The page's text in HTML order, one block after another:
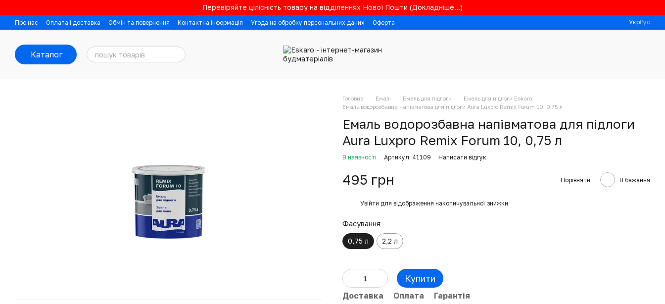
Перевіряйте цілісність товару на відділеннях Нової Пошти (Докладніше...)
Про нас Оплата і доставка Обмін та повернення Контактна інформація Угода на обробку персональних даних Оферта УкрРус
Каталог
Головна Емалі Емаль для підлоги
Емаль для підлоги Eskaro
Емаль водорозбавна напівматова для підлоги Aura Luxpro Remix Forum 10, 0,75 л
Емаль водорозбавна напівматова для підлоги
Aura Luxpro Remix Forum 10, 0,75 л
В наявності Артикул: 41109 Написати відгук
495 грн Порівняти В бажання
Увійти для відображення накопичувальної знижки
Фасування
0,75 л 2,2 л
Купити
Доставка Оплата Гарантія